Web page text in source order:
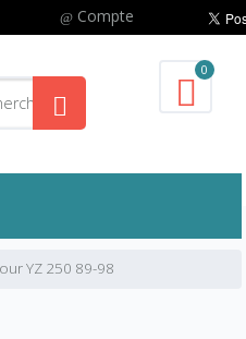
Compte
0
YZ 250 89-98